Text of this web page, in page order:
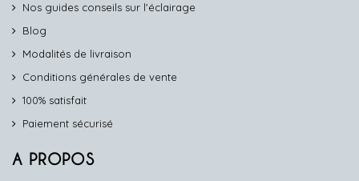
Nos guides conseils sur l'éclairage
Blog
Modalités de livraison
Conditions générales de vente
100% satisfait
Paiement sécurisé
A PROPOS